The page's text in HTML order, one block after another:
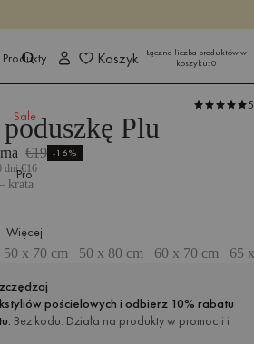
Kup teraz
Produkty
Sale
Pro
Więcej
Koszyk
Łączna liczba produktów w
koszyku:0
5
Plu
€19 -16%
dni:€16
krata
50 x 70 cm 50 x 80 cm 60 x 70 cm 65
pościelowych i odbierz 10% rabatu
Bez kodu. Działa na produkty w promocji i